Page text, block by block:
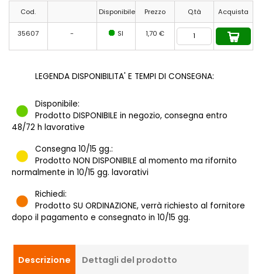
Cod. Disponibile Prezzo Q.tà Acquista
35607 - SI 1,70 €
LEGENDA DISPONIBILITA' E TEMPI DI CONSEGNA:
Disponibile:
Prodotto DISPONIBILE in negozio, consegna entro
48/72 h lavorative
Consegna 10/15 gg.:
Prodotto NON DISPONIBILE al momento ma rifornito
normalmente in 10/15 gg. lavorativi
Richiedi:
Prodotto SU ORDINAZIONE, verrà richiesto al fornitore
dopo il pagamento e consegnato in 10/15 gg.
Descrizione Dettagli del prodotto